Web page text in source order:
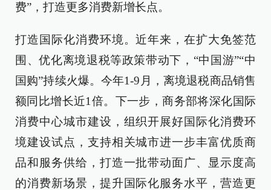
费”，打造更多消费新增长点。
打造国际化消费环境。近年来，在扩大免签范
围、优化离境退税等政策带动下，“中国游”“中
国购”持续火爆。今年1-9月，离境退税商品销售
额同比增长近1倍。下一步，商务部将深化国际
消费中心城市建设，组织开展好国际化消费环
境建设试点，支持相关城市进一步丰富优质商
品和服务供给，打造一批带动面广、显示度高
的消费新场景，提升国际化服务水平，营造更